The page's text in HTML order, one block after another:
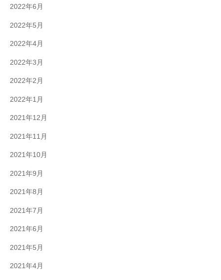
2022年6月
2022年5月
2022年4月
2022年3月
2022年2月
2022年1月
2021年12月
2021年11月
2021年10月
2021年9月
2021年8月
2021年7月
2021年6月
2021年5月
2021年4月